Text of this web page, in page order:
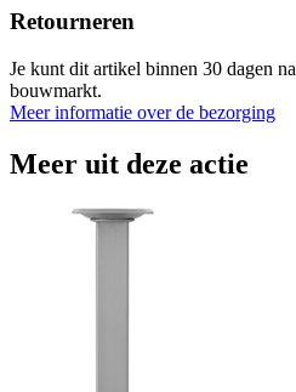
Retourneren
Je kunt dit artikel binnen 30 dagen
bouwmarkt.
Meer informatie over de bezorging
Meer uit deze actie